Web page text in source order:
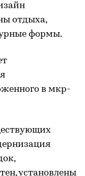
отдыха,
формы.
в мкр-
установлены